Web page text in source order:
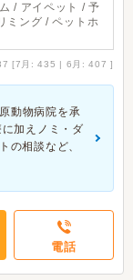
/ アイペット / 予
ミング / ペットホ
[7月: 435 | 6月: 407 ]
動物病院を承
加えノミ・ダ
の相談など、
電話